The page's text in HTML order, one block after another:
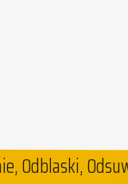
Odblaski,